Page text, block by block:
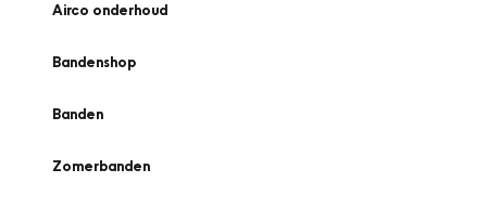
Airco onderhoud
Bandenshop
Banden
Zomerbanden